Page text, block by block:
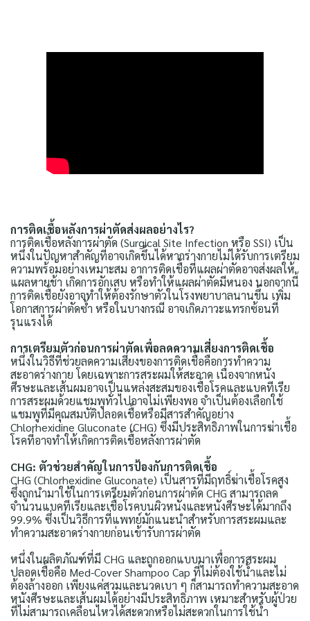
การติดเชื้อหลังการผ่าตัดส่งผลอย่างไร?
การติดเชื้อหลังการผ่าตัด (Surgical Site Infection หรือ SSI) เป็น
หนึ่งในปัญหาสำคัญที่อาจเกิดขึ้นได้หากร่างกายไม่ได้รับการเตรียม
ความพร้อมอย่างเหมาะสม อาการติดเชื้อที่แผลผ่าตัดอาจส่งผลให้
แผลหายช้า เกิดการอักเสบ หรือทำให้แผลผ่าตัดมีหนอง นอกจากนี้
การติดเชื้อยังอาจทำให้ต้องรักษาตัวในโรงพยาบาลนานขึ้น เพิ่ม
โอกาสการผ่าตัดซ้ำ หรือในบางกรณี อาจเกิดภาวะแทรกซ้อนที่
รุนแรงได้
การเตรียมตัวก่อนการผ่าตัดเพื่อลดความเสี่ยงการติดเชื้อ
หนึ่งในวิธีที่ช่วยลดความเสี่ยงของการติดเชื้อคือการทำความ
สะอาดร่างกาย โดยเฉพาะการสระผมให้สะอาด เนื่องจากหนัง
ศีรษะและเส้นผมอาจเป็นแหล่งสะสมของเชื้อโรคและแบคทีเรีย
การสระผมด้วยแชมพูทั่วไปอาจไม่เพียงพอ จำเป็นต้องเลือกใช้
แชมพูที่มีคุณสมบัติปลอดเชื้อหรือมีสารสำคัญอย่าง
Chlorhexidine Gluconate (CHG) ซึ่งมีประสิทธิภาพในการฆ่าเชื้อ
โรคที่อาจทำให้เกิดการติดเชื้อหลังการผ่าตัด
CHG: ตัวช่วยสำคัญในการป้องกันการติดเชื้อ
CHG (Chlorhexidine Gluconate) เป็นสารที่มีฤทธิ์ฆ่าเชื้อโรคสูง
ซึ่งถูกนำมาใช้ในการเตรียมตัวก่อนการผ่าตัด CHG สามารถลด
จำนวนแบคทีเรียและเชื้อโรคบนผิวหนังและหนังศีรษะได้มากถึง
99.9% ซึ่งเป็นวิธีการที่แพทย์มักแนะนำสำหรับการสระผมและ
ทำความสะอาดร่างกายก่อนเข้ารับการผ่าตัด
หนึ่งในผลิตภัณฑ์ที่มี CHG และถูกออกแบบมาเพื่อการสระผม
ปลอดเชื้อคือ Med-Cover Shampoo Cap ที่ไม่ต้องใช้น้ำและไม่
ต้องล้างออก เพียงแค่สวมและนวดเบา ๆ ก็สามารถทำความสะอาด
หนังศีรษะและเส้นผมได้อย่างมีประสิทธิภาพ เหมาะสำหรับผู้ป่วย
ที่ไม่สามารถเคลื่อนไหวได้สะดวกหรือไม่สะดวกในการใช้น้ำ